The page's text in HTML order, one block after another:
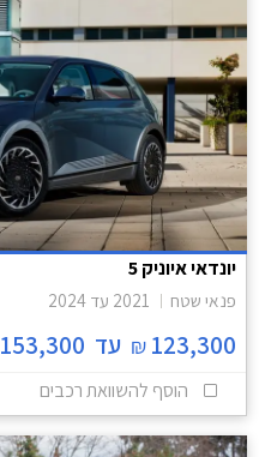
יונדאי איוניק 5
פנאי שטח 2021 עד 2024
123,300
₪ עד 153,300
הוסף להשוואת רכבים